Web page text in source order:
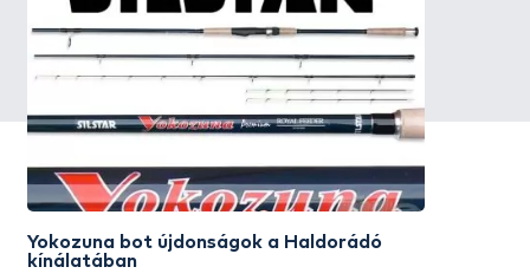
Yokozuna bot újdonságok a Haldorádó
kínálatában